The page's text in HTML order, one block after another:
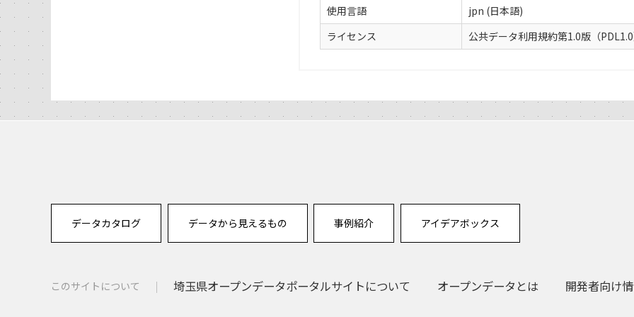
使用言語
jpn (日本語)
ライセンス
公共データ利用規約第1.0版（
データカタログ データから見えるもの 事例紹介 アイデアボックス
このサイトについて 埼玉県オープンデータポータルサイトについて オープンデータとは 開発者向け